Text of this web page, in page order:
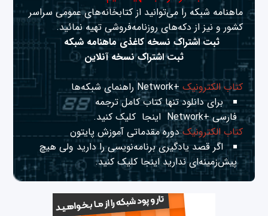
ماهنامه شبکه را می‌توانید از کتابخانه‌های عمومی سراسر
کشور و نیز از دکه‌های روزنامه‌فروشی تهیه نمائید.
ثبت اشتراک نسخه کاغذی ماهنامه شبکه
ثبت اشتراک نسخه آنلاین
کتاب الکترونیک+Network راهنمای شبکه‌ها
برای دانلود تنها کتاب کامل ترجمه
فارسی +Network
اینجا کلیک کنید.
کتاب الکترونیکدوره مقدماتی آموزش پایتون
اگر قصد یادگیری برنامه‌نویسی را دارید ولی هیچ
پیش‌زمینه‌ای نداریداینجا کلیک کنید.